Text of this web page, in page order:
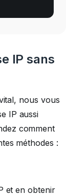
IP sans
nous vous
IP aussi
comment
méthodes :
et en obtenir